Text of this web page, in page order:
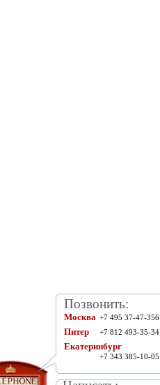
Позвонить:
Москва +7 495 37-47-356
Питер +7 812 493-35-34
Екатеринбург
+7 343 385-10-05